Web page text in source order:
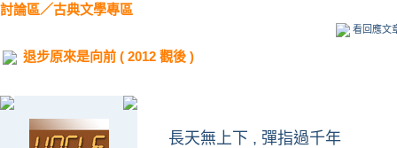
討論區／古典文學專區
看回應文
退步原來是向前 ( 2012 觀後 )
長天無上下 , 彈指過千年